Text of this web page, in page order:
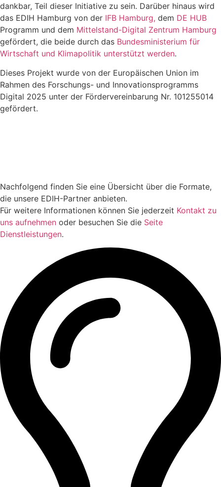
dankbar, Teil dieser Initiative zu sein. Darüber hinaus wird
das EDIH Hamburg von der IFB Hamburg, dem DE HUB
Programm und dem Mittelstand-Digital Zentrum Hamburg
gefördert, die beide durch das Bundesministerium für
Wirtschaft und Klimapolitik unterstützt werden.
Dieses Projekt wurde von der Europäischen Union im
Rahmen des Forschungs- und Innovationsprogramms
Digital 2025 unter der Fördervereinbarung Nr. 101255014
gefördert.
Nachfolgend finden Sie eine Übersicht über die Formate,
die unsere EDIH-Partner anbieten.
Für weitere Informationen können Sie jederzeit Kontakt zu
uns aufnehmen oder besuchen Sie die Seite
Dienstleistungen.